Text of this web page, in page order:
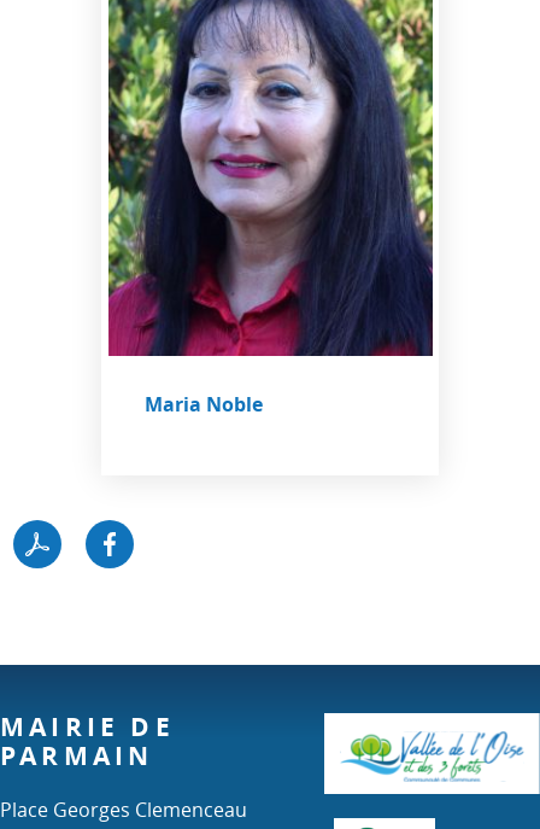
Maria Noble
MAIRIE DE
PARMAIN
Place Georges Clemenceau